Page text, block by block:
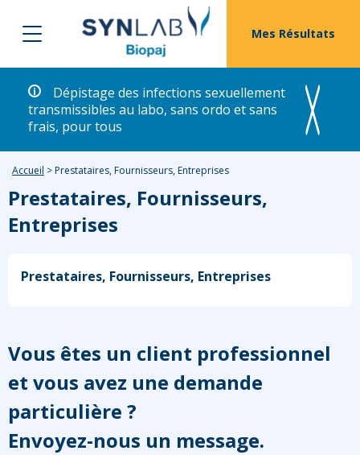
Mes Résultats
Dépistage des infections sexuellement
transmissibles au labo, sans ordo et sans
frais, pour tous
Accueil > Prestataires, Fournisseurs, Entreprises
Prestataires, Fournisseurs,
Entreprises
Prestataires, Fournisseurs, Entreprises
Vous êtes un client professionnel
et vous avez une demande
particulière ?
Envoyez-nous un message.